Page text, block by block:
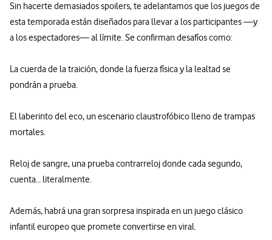
Sin hacerte demasiados spoilers, te adelantamos que los juegos de
esta temporada están diseñados para llevar a los participantes —y
a los espectadores— al límite. Se confirman desafíos como:
La cuerda de la traición, donde la fuerza física y la lealtad se
pondrán a prueba.
El laberinto del eco, un escenario claustrofóbico lleno de trampas
mortales.
Reloj de sangre, una prueba contrarreloj donde cada segundo,
cuenta… literalmente.
Además, habrá una gran sorpresa inspirada en un juego clásico
infantil europeo que promete convertirse en viral.